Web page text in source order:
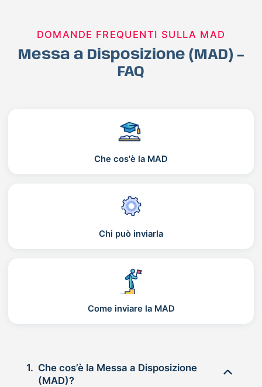
DOMANDE FREQUENTI SULLA MAD
Messa a Disposizione (MAD) –
FAQ
Che cos'è la MAD
Chi può inviarla
Come inviare la MAD
1. Che cos’è la Messa a Disposizione
(MAD)?